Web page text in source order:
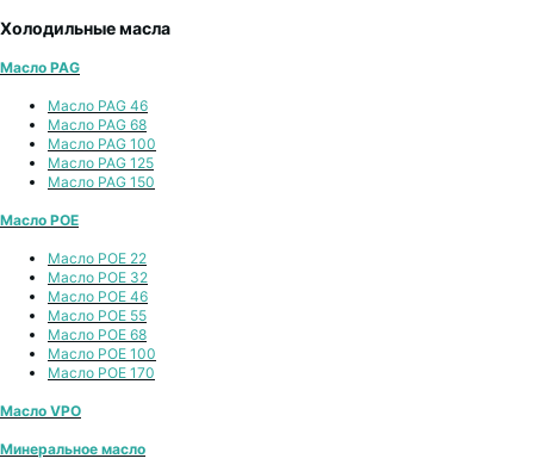
Холодильные масла
Масло PAG
Масло PAG 46
Масло PAG 68
Масло PAG 100
Масло PAG 125
Масло PAG 150
Масло POE
Масло POE 22
Масло POE 32
Масло POE 46
Масло POE 55
Масло POE 68
Масло POE 100
Масло POE 170
Масло VPO
Минеральное масло